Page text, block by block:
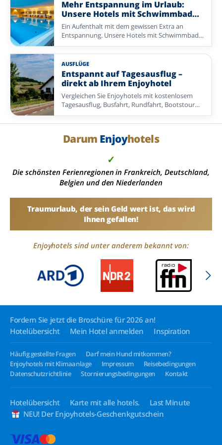
reichhaltigen Frühstücksbuffets und leckeren
Abendessen bis zu schönen Extras, die Ihren
Aufenthalt noch angenehmer machen: Hier
bekommen Sie viel Urlaub zu einem attraktiven
Preis. So bleibt Ihnen mehr Zeit zum
Entspannen, Entdecken und Genießen – mit
einem Angebot, das sein Geld wert ist.
Entdecken Sie eine abwechslungsreiche Auswahl
an Enjoyhotels in den Niederlanden,
Mehr Entspannung im Urlaub:
Unsere Hotels mit Schwimmbad
entdecken
Ein Aufenthalt mit dem gewissen Extra an
Entspannung. Unsere Hotels mit Schwimmbad
bieten die perfekte Kombination aus Komfort,
Genuss und wohltuender Erholung.
AUSFLÜGE
Entspannt auf Tagesausflug –
direkt ab Ihrem Enjoyhotel
Vergleichen Sie Enjoyhotels mit kostenlosem
Tagesausflug, Busfahrt, Rundfahrt, Bootstour
oder einer anderen organisierten Exkursion.
Ideal, wenn Sie ohne eigene Routenplanung
Darum Enjoyhotels
✓
Die schönsten Ferienregionen in Frankreich, Deutschland,
Belgien und den Niederlanden
Traumurlaub, der sein Geld wert ist, das wird
Ihnen gefallen!
Enjoyhotels sind unter anderem bekannt von:
Fordern Sie jetzt die Broschüre für 2026 an!
Hotelübersicht
Mein Hotel anmelden Inspiration
Häufig gestellte Fragen
Darf mein Hund mitkommen?
Enjoyhotels mit Klimaanlage
Impressum
Reisebedingungen
Datenschutzrichtlinie
Stornierungsbedingungen Kontakt
Hotelübersicht Karte mit alle hotels.
Last Minute
NEU! Der Enjoyhotels-Geschenkgutschein